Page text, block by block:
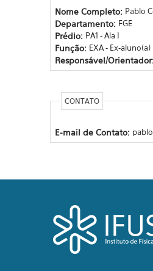
Nome Completo: Pablo
Departamento: FGE
Prédio: PA1 - Ala I
Função: EXA - Ex-aluno(a)
Responsável/Orientador:
CONTATO
E-mail de Contato: